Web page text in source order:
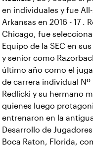
en individuales y fue
Arkansas en 2016 - 17 .
Chicago, fue
Equipo de la SEC en
y senior como
último año como el
de carrera individual Nº
Redlicki y su hermano
quienes luego
entrenaron en la
Desarrollo de
Boca Raton, Florida,